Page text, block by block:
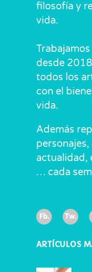
filosofía y
vida.
desde
todos los
con el
vida.
Además
actualidad,
… cada
Fb. Tw.
ARTÍCULOS